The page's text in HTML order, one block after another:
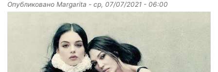
Опубликовано Margarita - ср, 07/07/2021 - 06:00